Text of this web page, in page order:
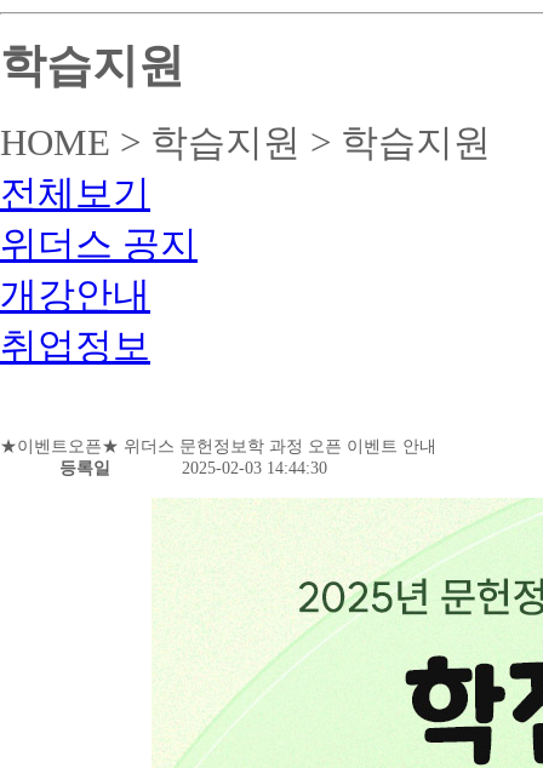
학습지원
HOME > 학습지원 > 학습지원
전체보기
위더스 공지
개강안내
취업정보
★이벤트오픈★ 위더스 문헌정보학 과정 오픈 이벤트 안내
등록일
2025-02-03 14:44:30